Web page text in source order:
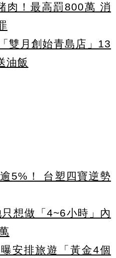
肉！最高罰800萬 消
雙月創始青島店」13
油飯
5%！ 台塑四寶逆勢
想做「4~6小時」內
安排旅遊「黃金4個